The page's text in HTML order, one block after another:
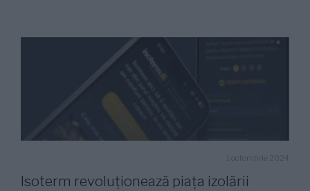
1 octombrie 2024
Isoterm revoluționează piața izolării